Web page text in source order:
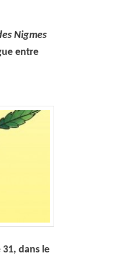
Nigmes
entre
31, dans le